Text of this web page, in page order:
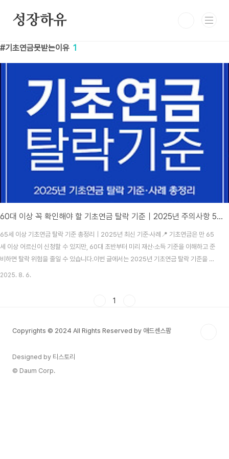
성장하유
기초연금못받는이유 1
60대 이상 꼭 확인해야 할 기초연금 탈락 기준｜2025년 주의사항 5가지
65세 이상 기초연금 탈락 기준 총정리｜2025년 최신 기준·사례📍 기초연금은 만 65
세 이상 어르신이 신청할 수 있지만, 60대 초반부터 미리 재산·소득 기준을 이해하고 준
비하면 탈락 위험을 줄일 수 있습니다.이번 글에서는 2025년 기초연금 탈락 기준을 항
목별로 정리하고, 미리 대비할 수 있는 방법까지 함께 안내합니다.1. 기초연금 제도 개요
비고금융..
2025. 8. 6.
1
Copyrights © 2024 All Rights Reserved by 애드센스팜
Designed by 티스토리
© Daum Corp.